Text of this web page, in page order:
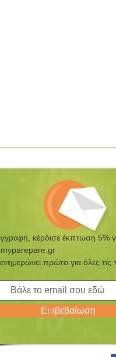
κέρδισε έκπτωση 5%
myparepare.gr
πρώτο για όλες τις
Επιβεβαίωση